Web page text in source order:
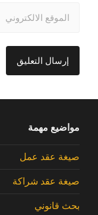
مواضيع مهمة
صيغة عقد عمل
صيغة عقد شراكة
بحث قانوني